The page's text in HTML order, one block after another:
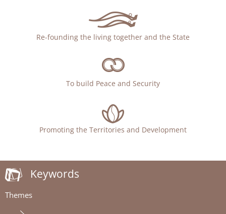
Re-founding the living together and the State
To build Peace and Security
Promoting the Territories and Development
Keywords
Themes